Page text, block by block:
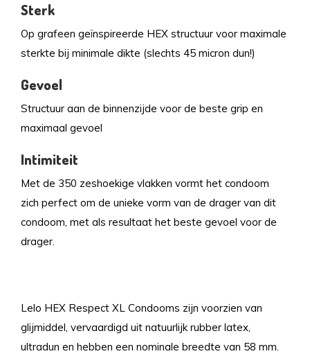
Sterk
Op grafeen geïnspireerde HEX structuur voor maximale
sterkte bij minimale dikte (slechts 45 micron dun!)
Gevoel
Structuur aan de binnenzijde voor de beste grip en
maximaal gevoel
Intimiteit
Met de 350 zeshoekige vlakken vormt het condoom
zich perfect om de unieke vorm van de drager van dit
condoom, met als resultaat het beste gevoel voor de
drager.
Lelo HEX Respect XL Condooms zijn voorzien van
glijmiddel, vervaardigd uit natuurlijk rubber latex,
ultradun en hebben een nominale breedte van 58 mm.